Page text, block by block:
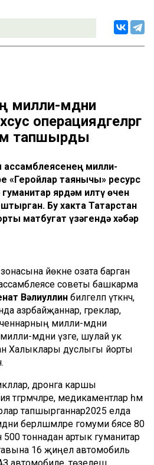
милли-мәдәни
операциядәгеләргә
тапшырды
ассамблеясенең милли-
«Геройлар таянычы» ресурс
ярдәм илтү өчен
Бу хакта Татарстан
матбугат үзәгендә хәбәр
йөкне озата барган
советы башкарма
Вәлиуллин билгеләп үткәнчә,
азәрбайҗаннар, греклар,
милли-мәдәни
мәдәни үзәге, шулай ук
Халыклары дуслыгы йорты
дронга каршы
медикаментлар һәм
тапшырганнар2025 елда
берләшмәләре гомуми бәясе 80
тоннадан артык гуманитар
16 җиңел автомобиль